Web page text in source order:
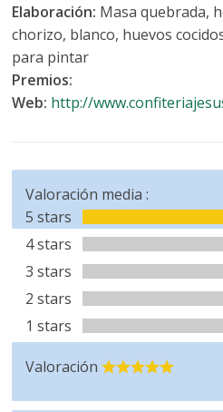
Elaboración: Masa quebrada,
chorizo, blanco, huevos
para pintar
Premios:
Web: http://
Valoración media :
5 stars
4 stars
3 stars
2 stars
1 stars
Valoración